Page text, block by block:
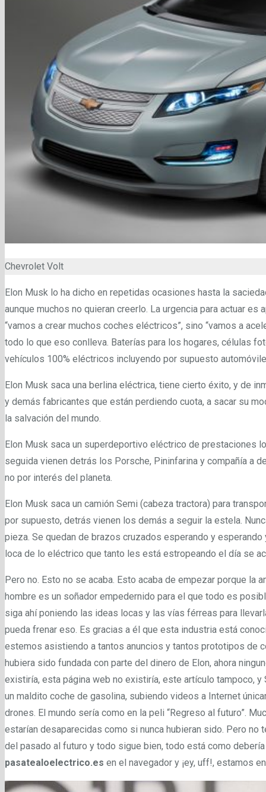
Chevrolet Volt
Elon Musk lo ha dicho en repetidas ocasiones hasta la
aunque muchos no quieran creerlo. La urgencia para actuar
“vamos a crear muchos coches eléctricos”, sino “vamos a
todo lo que eso conlleva. Baterías para los hogares, células
vehículos 100% eléctricos incluyendo por supuesto
Elon Musk saca una berlina eléctrica, tiene cierto éxito, y de
y demás fabricantes que están perdiendo cuota, a sacar su
la salvación del mundo.
Elon Musk saca un superdeportivo eléctrico de prestaciones
seguida vienen detrás los Porsche, Pininfarina y compañía a
no por interés del planeta.
Elon Musk saca un camión Semi (cabeza tractora) para
por supuesto, detrás vienen los demás a seguir la estela.
pieza. Se quedan de brazos cruzados esperando y
loca de lo eléctrico que tanto les está estropeando el día se
Pero no. Esto no se acaba. Esto acaba de empezar porque la
hombre es un soñador empedernido para el que todo es
siga ahí poniendo las ideas locas y las vías férreas para
pueda frenar eso. Es gracias a él que esta industria está
estemos asistiendo a tantos anuncios y tantos prototipos de
hubiera sido fundada con parte del dinero de Elon, ahora
existiría, esta página web no existiría, este artículo tampoco,
un maldito coche de gasolina, subiendo videos a Internet
drones. El mundo sería como en la peli “Regreso al futuro”.
estarían desaparecidas como si nunca hubieran sido. Pero
del pasado al futuro y todo sigue bien, todo está como
pasatealoelectrico.es en el navegador y ¡ey, uff!, estamos